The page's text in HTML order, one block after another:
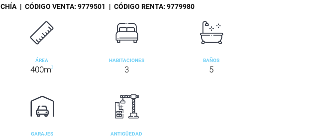
CHÍA | CÓDIGO VENTA: 9779501 | CÓDIGO RENTA: 9779980
ÁREA
400m2
HABITACIONES
3
BAÑOS
5
GARAJES ANTIGÜEDAD